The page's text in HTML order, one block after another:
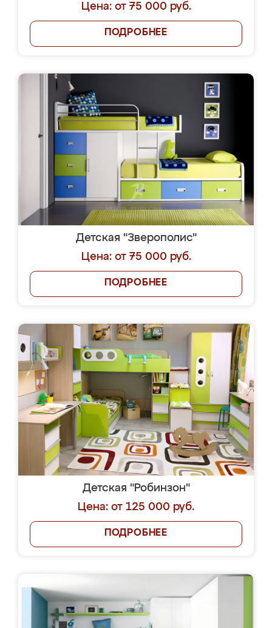
Цена: от 75 000 руб.
ПОДРОБНЕЕ
Детская "Зверополис"
Цена: от 75 000 руб.
ПОДРОБНЕЕ
Детская "Робинзон"
Цена: от 125 000 руб.
ПОДРОБНЕЕ